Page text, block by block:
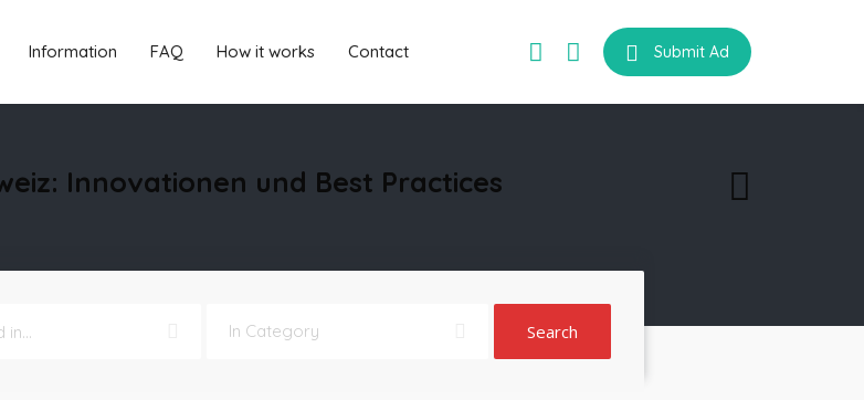
Information FAQ How it works Contact Submit Ad
Innovationen und Best Practices
Search